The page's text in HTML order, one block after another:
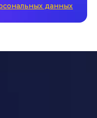
данных